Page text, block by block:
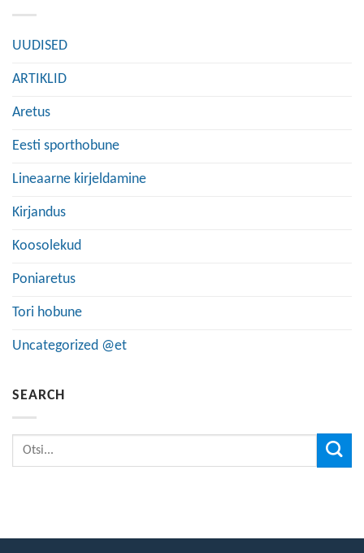
UUDISED
ARTIKLID
Aretus
Eesti sporthobune
Lineaarne kirjeldamine
Kirjandus
Koosolekud
Poniaretus
Tori hobune
Uncategorized @et
SEARCH